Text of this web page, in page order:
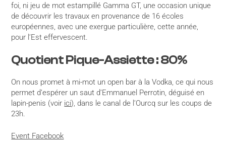
foi, ni jeu de mot estampillé Gamma GT, une occasion unique
de découvrir les travaux en provenance de 16 écoles
européennes, avec une exergue particulière, cette année,
pour l’Est effervescent.
Quotient Pique-Assiette : 80%
On nous promet à mi-mot un open bar à la Vodka, ce qui nous
permet d’espérer un saut d’Emmanuel Perrotin, déguisé en
lapin-penis (voir ici), dans le canal de l’Ourcq sur les coups de
23h.
Event Facebook